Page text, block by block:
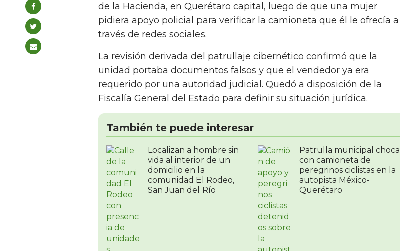
de la Hacienda, en Querétaro capital, luego de que una mujer
pidiera apoyo policial para verificar la camioneta que él le ofrecía a
través de redes sociales.
La revisión derivada del patrullaje cibernético confirmó que la
unidad portaba documentos falsos y que el vendedor ya era
requerido por una autoridad judicial. Quedó a disposición de la
Fiscalía General del Estado para definir su situación jurídica.
También te puede interesar
Localizan a hombre sin
vida al interior de un
domicilio en la
comunidad El Rodeo,
San Juan del Río
Patrulla municipal choca
con camioneta de
peregrinos ciclistas en la
autopista México-
Querétaro